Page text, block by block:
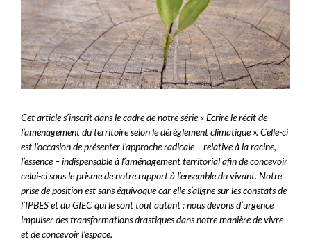
Cet article s’inscrit dans le cadre de notre série « Ecrire le récit de
l’aménagement du territoire selon le dérèglement climatique ». Celle-ci
est l’occasion de présenter l’approche radicale – relative à la racine,
l’essence – indispensable à l’aménagement territorial afin de concevoir
celui-ci sous le prisme de notre rapport à l’ensemble du vivant. Notre
prise de position est sans équivoque car elle s’aligne sur les constats de
l’IPBES et du GIEC qui le sont tout autant : nous devons d’urgence
impulser des transformations drastiques dans notre manière de vivre
et de concevoir l’espace.